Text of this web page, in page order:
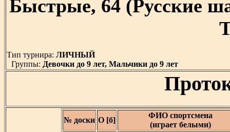
Быстрые, 64 (Русские
Тип турнира: ЛИЧНЫЙ
Группы: Девочки до 9 лет, Мальчики до 9 лет
№ доски О [б]
ФИО спортсмена
(играет белыми)